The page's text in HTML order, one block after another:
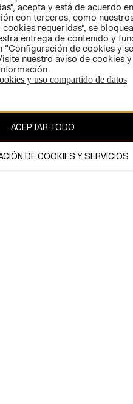
protegido por copyright y es
AB.
acepta y está de acuerdo
con terceros, como
requeridas”, se
entrega de contenido y
“Configuración de cookies y
nuestro aviso de cookies
y uso compartido de datos
ACEPTAR TODO
DE COOKIES Y SERVICIOS